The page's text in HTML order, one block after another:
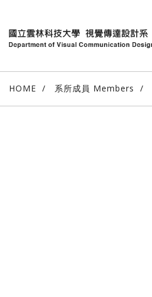
HOME 系所成員 Members